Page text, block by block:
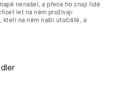
nenašel, a přece ho znají lidé
let na něm prožívají
na něm našli útočiště, a